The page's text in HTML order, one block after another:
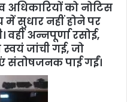
को नोटिस
में सुधार नहीं होने पर
वहीं अन्नपूर्णा रसोई,
जांची गई, जो
संतोषजनक पाई गईं।